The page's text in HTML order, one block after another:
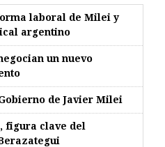
laboral de Milei y
argentino
un nuevo
de Javier Milei
figura clave del